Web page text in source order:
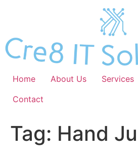
Home About Us Services
Contact
Tag: Hand